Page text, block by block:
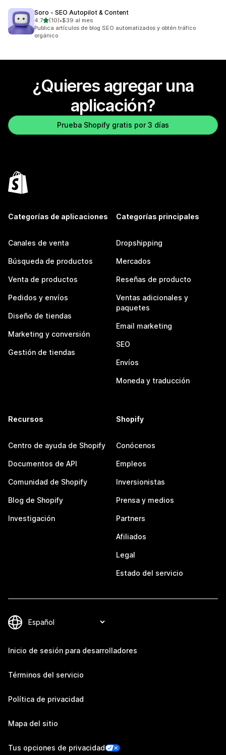
Soro ‑ SEO Autopilot & Content
4.7de 5 estrellas
(10)
10 reseñas en total
•$39 al mes
Publica artículos de blog SEO automatizados y obtén tráfico
orgánico
¿Quieres agregar una
aplicación?
Prueba Shopify gratis por 3 días
Categorías de aplicaciones
Canales de venta
Búsqueda de productos
Venta de productos
Pedidos y envíos
Diseño de tiendas
Marketing y conversión
Gestión de tiendas
Categorías principales
Dropshipping
Mercados
Reseñas de producto
Ventas adicionales y
paquetes
Email marketing
SEO
Envíos
Moneda y traducción
Recursos
Centro de ayuda de Shopify
Documentos de API
Comunidad de Shopify
Blog de Shopify
Investigación
Shopify
Conócenos
Empleos
Inversionistas
Prensa y medios
Partners
Afiliados
Legal
Estado del servicio
Inicio de sesión para desarrolladores
Términos del servicio
Política de privacidad
Mapa del sitio
Tus opciones de privacidad